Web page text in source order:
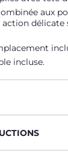
aux
délicate
incluse.